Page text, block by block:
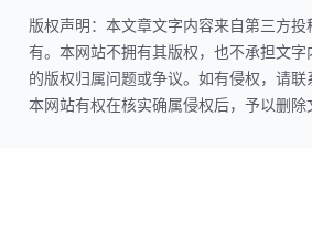
版权声明：本文章文字内容来自第三方
有。本网站不拥有其版权，也不承担文
的版权归属问题或争议。如有侵权，请联
本网站有权在核实确属侵权后，予以删除